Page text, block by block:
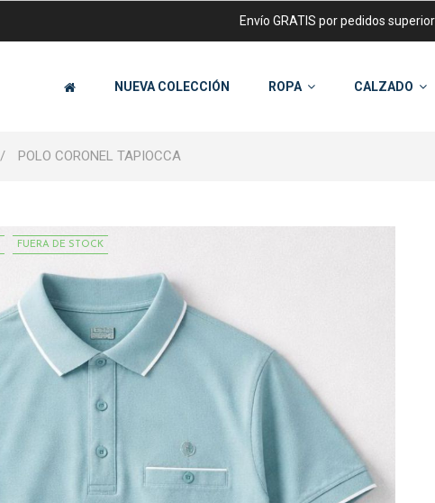
Envío GRATIS por pedidos
NUEVA COLECCIÓN ROPA CALZADO
POLO CORONEL TAPIOCCA
FUERA DE STOCK